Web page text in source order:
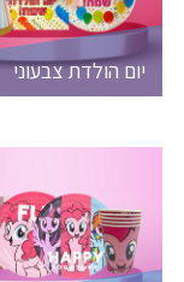
יום הולדת צבעוני